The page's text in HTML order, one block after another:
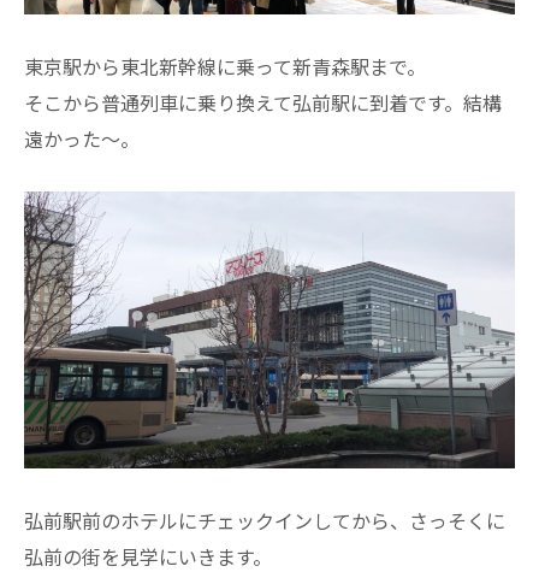
東京駅から東北新幹線に乗って新青森駅まで。
そこから普通列車に乗り換えて弘前駅に到着です。結構
遠かった～。
弘前駅前のホテルにチェックインしてから、さっそくに
弘前の街を見学にいきます。